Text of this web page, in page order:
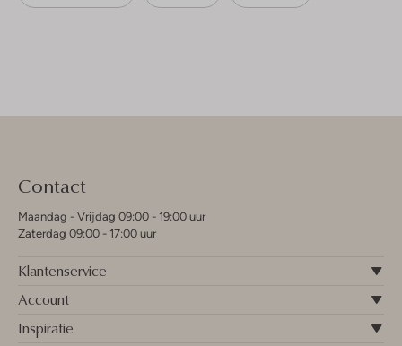
Contact
Maandag - Vrijdag 09:00 - 19:00 uur
Zaterdag 09:00 - 17:00 uur
Klantenservice
Account
Inspiratie